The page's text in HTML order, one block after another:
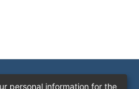
personal information for the